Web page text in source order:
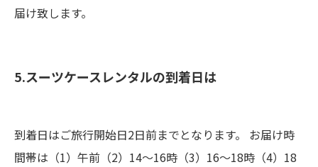
届け致します。
5.スーツケースレンタルの到着日は
到着日はご旅行開始日2日前までとなります。 お届け時
間帯は（1）午前（2）14～16時（3）16～18時（4）18